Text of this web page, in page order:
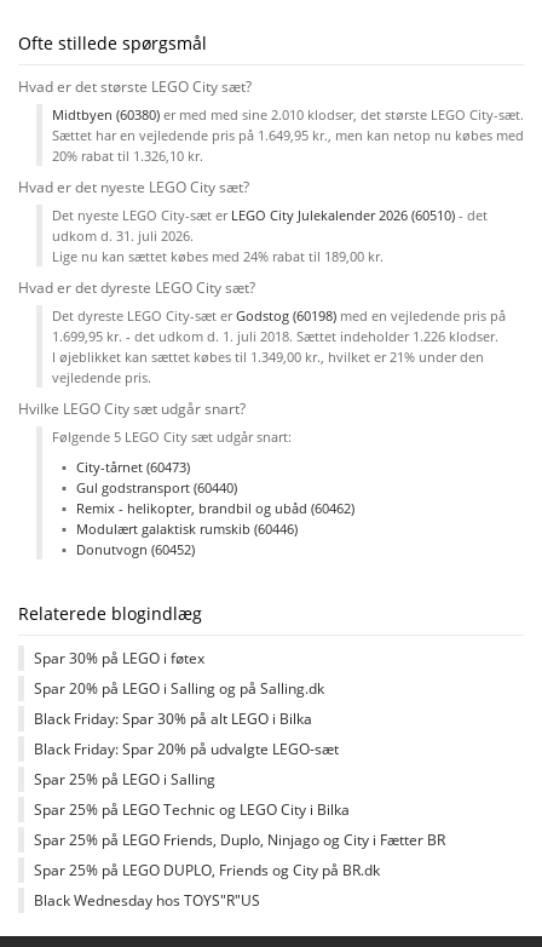
Ofte stillede spørgsmål
Hvad er det største LEGO City sæt?
Midtbyen (60380) er med med sine 2.010 klodser, det største LEGO City-sæt.
Sættet har en vejledende pris på 1.649,95 kr., men kan netop nu købes med
20% rabat til 1.326,10 kr.
Hvad er det nyeste LEGO City sæt?
Det nyeste LEGO City-sæt er LEGO City Julekalender 2026 (60510) - det
udkom d. 31. juli 2026.
Lige nu kan sættet købes med 24% rabat til 189,00 kr.
Hvad er det dyreste LEGO City sæt?
Det dyreste LEGO City-sæt erGodstog (60198) med en vejledende pris på
1.699,95 kr. - det udkom d. 1. juli 2018. Sættet indeholder 1.226 klodser.
I øjeblikket kan sættet købes til 1.349,00 kr., hvilket er 21% under den
vejledende pris.
Hvilke LEGO City sæt udgår snart?
Følgende 5 LEGO City sæt udgår snart:
City-tårnet (60473)
Gul godstransport (60440)
Remix - helikopter, brandbil og ubåd (60462)
Modulært galaktisk rumskib (60446)
Donutvogn (60452)
Relaterede blogindlæg
Spar 30% på LEGO i føtex
Spar 20% på LEGO i Salling og på Salling.dk
Black Friday: Spar 30% på alt LEGO i Bilka
Black Friday: Spar 20% på udvalgte LEGO-sæt
Spar 25% på LEGO i Salling
Spar 25% på LEGO Technic og LEGO City i Bilka
Spar 25% på LEGO Friends, Duplo, Ninjago og City i Fætter BR
Spar 25% på LEGO DUPLO, Friends og City på BR.dk
Black Wednesday hos TOYS"R"US